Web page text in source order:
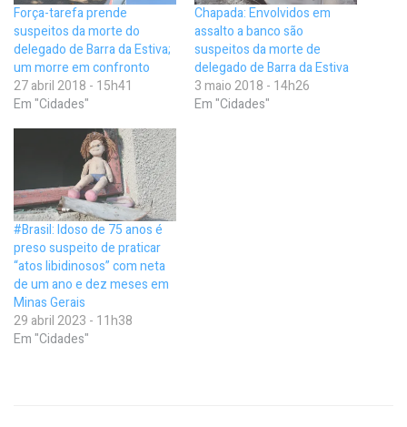
Força-tarefa prende
suspeitos da morte do
delegado de Barra da Estiva;
um morre em confronto
27 abril 2018 - 15h41
Em "Cidades"
Chapada: Envolvidos em
assalto a banco são
suspeitos da morte de
delegado de Barra da Estiva
3 maio 2018 - 14h26
Em "Cidades"
#Brasil: Idoso de 75 anos é
preso suspeito de praticar
“atos libidinosos” com neta
de um ano e dez meses em
Minas Gerais
29 abril 2023 - 11h38
Em "Cidades"